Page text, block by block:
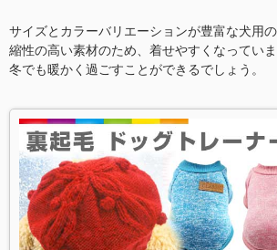
サイズとカラーバリエーションが豊富な犬用
縮性の高い素材のため、着せやすくなっていま
冬でも暖かく過ごすことができるでしょう。